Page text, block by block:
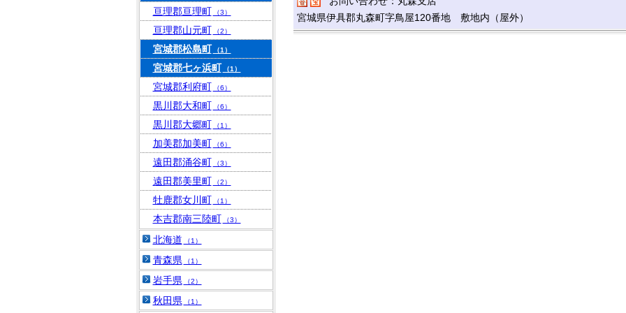
宮城県伊具郡丸森町字鳥屋120番地 敷地内（屋外）
亘理郡亘理町 （3）
亘理郡山元町 （2）
宮城郡松島町 （1）
宮城郡七ヶ浜町 （1）
宮城郡利府町 （6）
黒川郡大和町 （6）
黒川郡大郷町 （1）
加美郡加美町 （6）
遠田郡涌谷町 （3）
遠田郡美里町 （2）
牡鹿郡女川町 （1）
本吉郡南三陸町 （3）
北海道 （1）
青森県 （1）
岩手県 （2）
秋田県 （1）